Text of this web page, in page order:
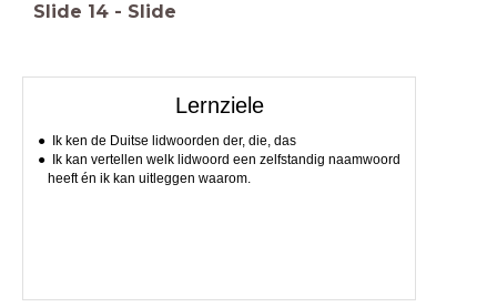
Slide 14 - Slide
Lernziele
Ik ken de Duitse lidwoorden der, die, das
Ik kan vertellen welk lidwoord een zelfstandig naamwoord
heeft én ik kan uitleggen waarom.